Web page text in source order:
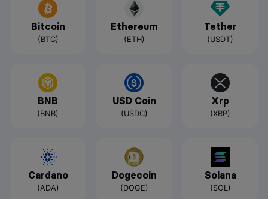
Bitcoin
(BTC)
Ethereum
(ETH)
Tether
(USDT)
BNB
(BNB)
USD Coin
(USDC)
Xrp
(XRP)
Cardano
(ADA)
Dogecoin
(DOGE)
Solana
(SOL)